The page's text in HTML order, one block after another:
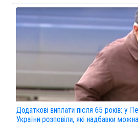
Додаткові виплати після 65 років: у
України розповіли, які надбавки